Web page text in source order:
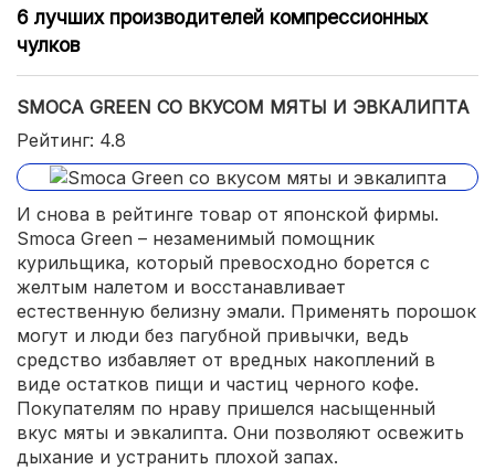
6 лучших производителей компрессионных
чулков
SMOCA GREEN СО ВКУСОМ МЯТЫ И ЭВКАЛИПТА
Рейтинг: 4.8
И снова в рейтинге товар от японской фирмы.
Smoca Green – незаменимый помощник
курильщика, который превосходно борется с
желтым налетом и восстанавливает
естественную белизну эмали. Применять порошок
могут и люди без пагубной привычки, ведь
средство избавляет от вредных накоплений в
виде остатков пищи и частиц черного кофе.
Покупателям по нраву пришелся насыщенный
вкус мяты и эвкалипта. Они позволяют освежить
дыхание и устранить плохой запах.